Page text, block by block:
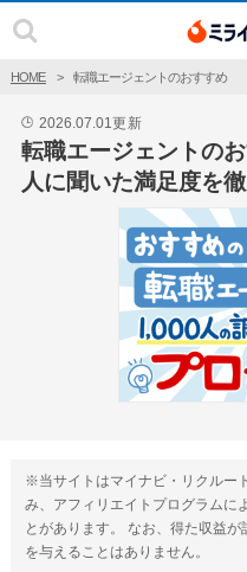
HOME 転職エージェントのおすすめ
🕒 2026.07.01更新
転職エージェントの
人に聞いた満足度を
※当サイトはマイナビ・リクルー
み、アフィリエイトプログラムに
とがあります。 なお、得た収益
を与えることはありません。